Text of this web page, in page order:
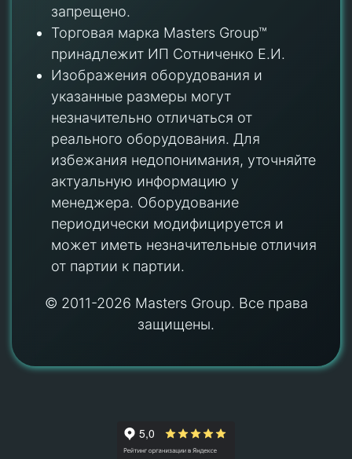
запрещено.
Торговая марка Masters Group™
принадлежит ИП Сотниченко Е.И.
Изображения оборудования и
указанные размеры могут
незначительно отличаться от
реального оборудования. Для
избежания недопонимания, уточняйте
актуальную информацию у
менеджера. Оборудование
периодически модифицируется и
может иметь незначительные отличия
от партии к партии.
© 2011-2026 Masters Group. Все права
защищены.